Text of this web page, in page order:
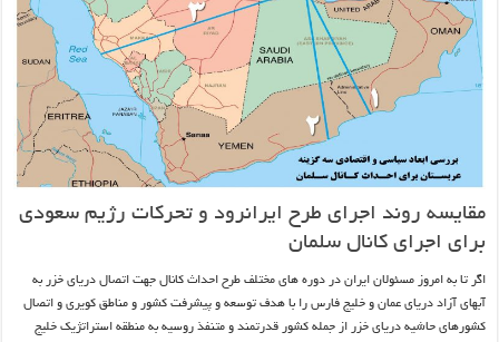
مقایسه روند اجرای طرح ایرانرود و تحرکات رژیم سعودی
برای اجرای کانال سلمان
اگر تا به امروز مسئولان ایران در دوره های مختلف طرح احداث کانال جهت اتصال دریای خزر به
آبهای آزاد دریای عمان و خلیج فارس را با هدف توسعه و پیشرفت کشور و مناطق کویری و اتصال
کشورهای حاشیه دریای خزر از جمله کشور قدرتمند و متنفذ روسیه به منطقه استراتژیک خلیج